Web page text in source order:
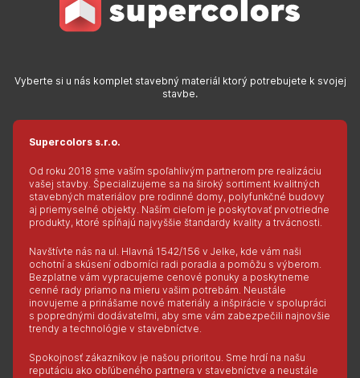
Vyberte si u nás komplet stavebný materiál ktorý potrebujete k svojej
stavbe.
Supercolors s.r.o.
Od roku 2018 sme vaším spoľahlivým partnerom pre realizáciu
vašej stavby. Špecializujeme sa na široký sortiment kvalitných
stavebných materiálov pre rodinné domy, polyfunkčné budovy
aj priemyselné objekty. Naším cieľom je poskytovať prvotriedne
produkty, ktoré spĺňajú najvyššie štandardy kvality a trvácnosti.
Navštívte nás na ul. Hlavná 1542/156 v Jelke, kde vám naši
ochotní a skúsení odborníci radi poradia a pomôžu s výberom.
Bezplatne vám vypracujeme cenové ponuky a poskytneme
cenné rady priamo na mieru vašim potrebám. Neustále
inovujeme a prinášame nové materiály a inšpirácie v spolupráci
s poprednými dodávateľmi, aby sme vám zabezpečili najnovšie
trendy a technológie v stavebníctve.
Spokojnosť zákazníkov je našou prioritou. Sme hrdí na našu
reputáciu ako obľúbeného partnera v stavebníctve a neustále